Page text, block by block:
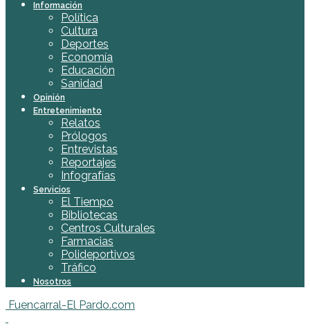
Información
Política
Cultura
Deportes
Economía
Educación
Sanidad
Opinión
Entretenimiento
Relatos
Prólogos
Entrevistas
Reportajes
Infografías
Servicios
El Tiempo
Bibliotecas
Centros Culturales
Farmacias
Polideportivos
Tráfico
Nosotros
Fuencarral-El Pardo.com